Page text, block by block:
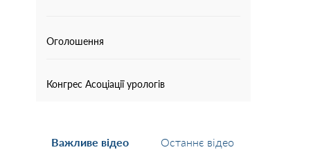
Оголошення
Конгрес Асоціації урологів
Важливе відео Останнє відео